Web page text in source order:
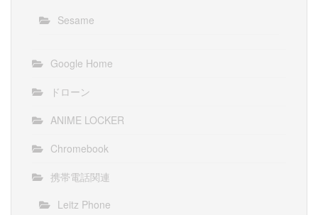
Sesame
Google Home
ドローン
ANIME LOCKER
Chromebook
携帯電話関連
Leitz Phone